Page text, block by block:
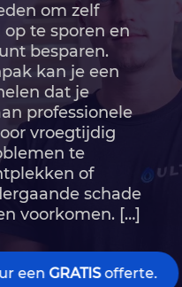
om zelf
te sporen en
besparen.​
kan je een
dat je
professionele
vroegtijdig
te
of
schade
voorkomen.​ […]
eenGRATISofferte.